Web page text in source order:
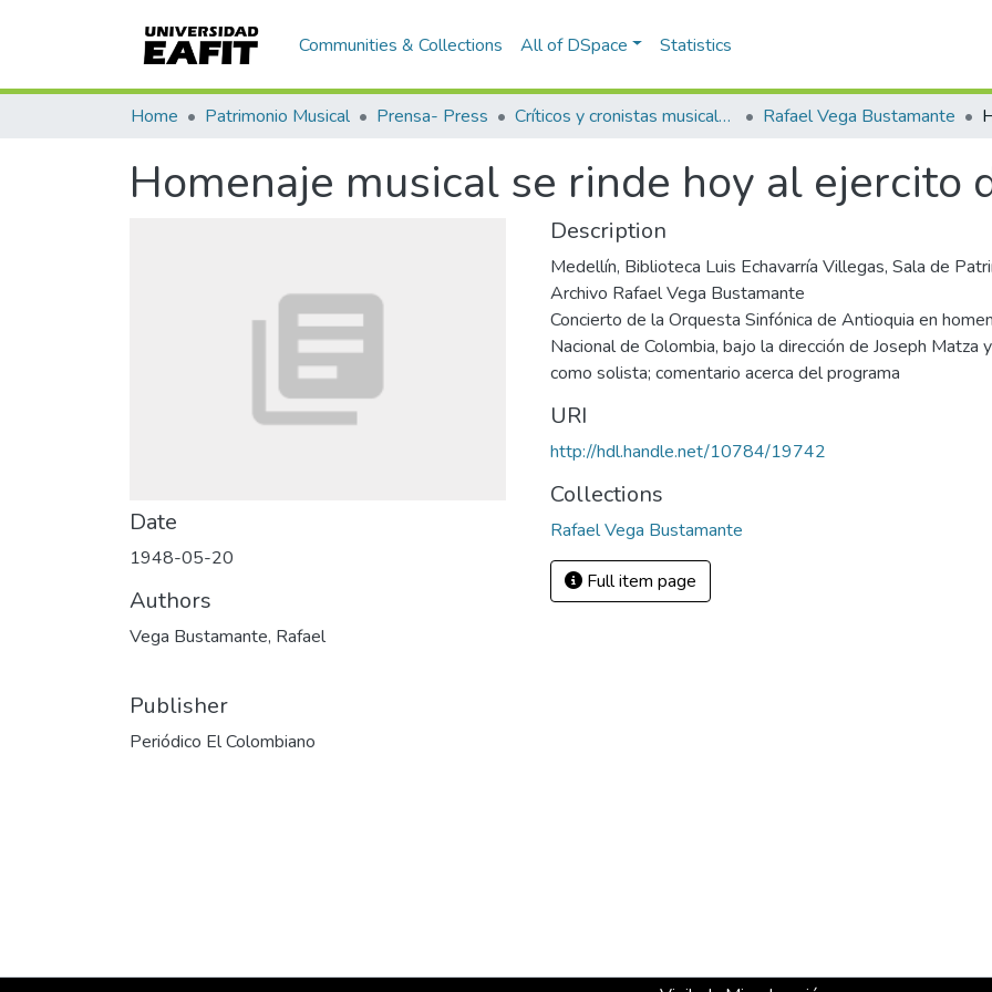
Communities & Collections All of DSpace Statistics
Home Patrimonio Musical Prensa- Press Críticos y cronistas musicales Rafael Vega Bustamante
Homenaje musical se rinde hoy al ejercito
Date
1948-05-20
Authors
Vega Bustamante, Rafael
Publisher
Periódico El Colombiano
Description
Medellín, Biblioteca Luis Echavarría Villegas, Sala de
Archivo Rafael Vega Bustamante
Concierto de la Orquesta Sinfónica de Antioquia en
Nacional de Colombia, bajo la dirección de Joseph Matza
como solista; comentario acerca del programa
URI
http://hdl.handle.net/10784/19742
Collections
Rafael Vega Bustamante
Full item page